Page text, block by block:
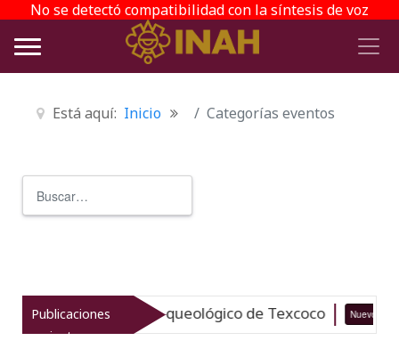
No se detectó compatibilidad con la síntesis de voz
Está aquí: Inicio Categorías eventos
Publicaciones
recientes
el patrimonio arqueológico de Texcoco Nuevo